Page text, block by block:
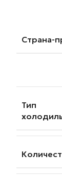
Страна-
Тип